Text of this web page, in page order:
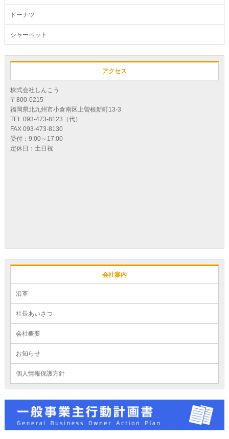
ドーナツ
シャーベット
アクセス
株式会社しんこう
〒800-0215
福岡県北九州市小倉南区上曽根新町13-3
TEL 093-473-8123（代）
FAX 093-473-8130
受付：9:00～17:00
定休日：土日祝
会社案内
沿革
社長あいさつ
会社概要
お知らせ
個人情報保護方針